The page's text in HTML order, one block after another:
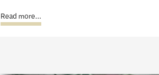
Read more...